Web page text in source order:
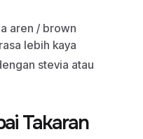
aren / brown
lebih kaya
stevia atau
Takaran